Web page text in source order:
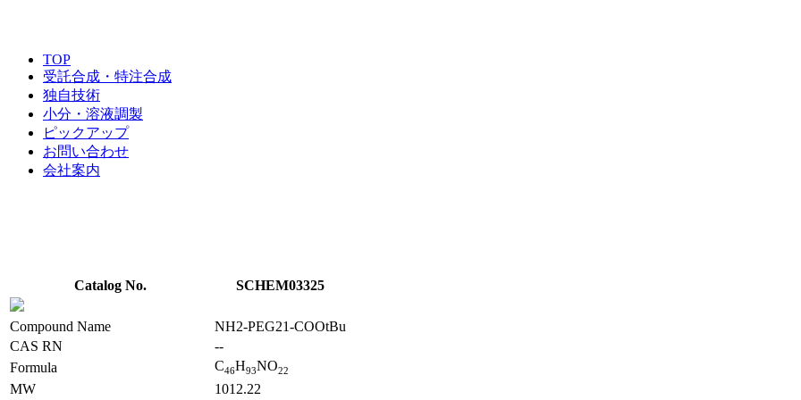
TOP
受託合成・特注合成
独自技術
小分・溶液調製
ピックアップ
お問い合わせ
会社案内
Catalog No. SCHEM03325
Compound Name
NH2-PEG21-COOtBu
CAS RN
--
Formula
C46H93NO22
MW
1012.22